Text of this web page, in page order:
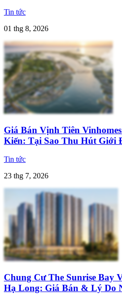
Tin tức
01 thg 8, 2026
Giá Bán Vịnh Tiên
Kiến: Tại Sao Thu Hút Giới
Tin tức
23 thg 7, 2026
Chung Cư The Sunrise Bay
Hạ Long: Giá Bán & Lý Do